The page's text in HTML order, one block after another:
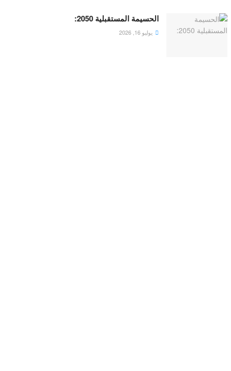
الحسيمة المستقبلية 2050:
يوليو 16, 2026